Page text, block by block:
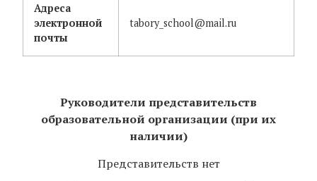
Адреса
электронной
почты
tabory_school@mail.ru
Руководители представительств
образовательной организации (при их
наличии)
Представительств нет